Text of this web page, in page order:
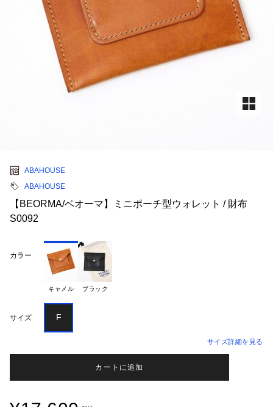
ABAHOUSE
ABAHOUSE
【BEORMA/ベオーマ】ミニポーチ型ウォレット / 財布
S0092
カラー
キャメル ブラック
サイズ F
サイズ詳細を見る
カートに追加